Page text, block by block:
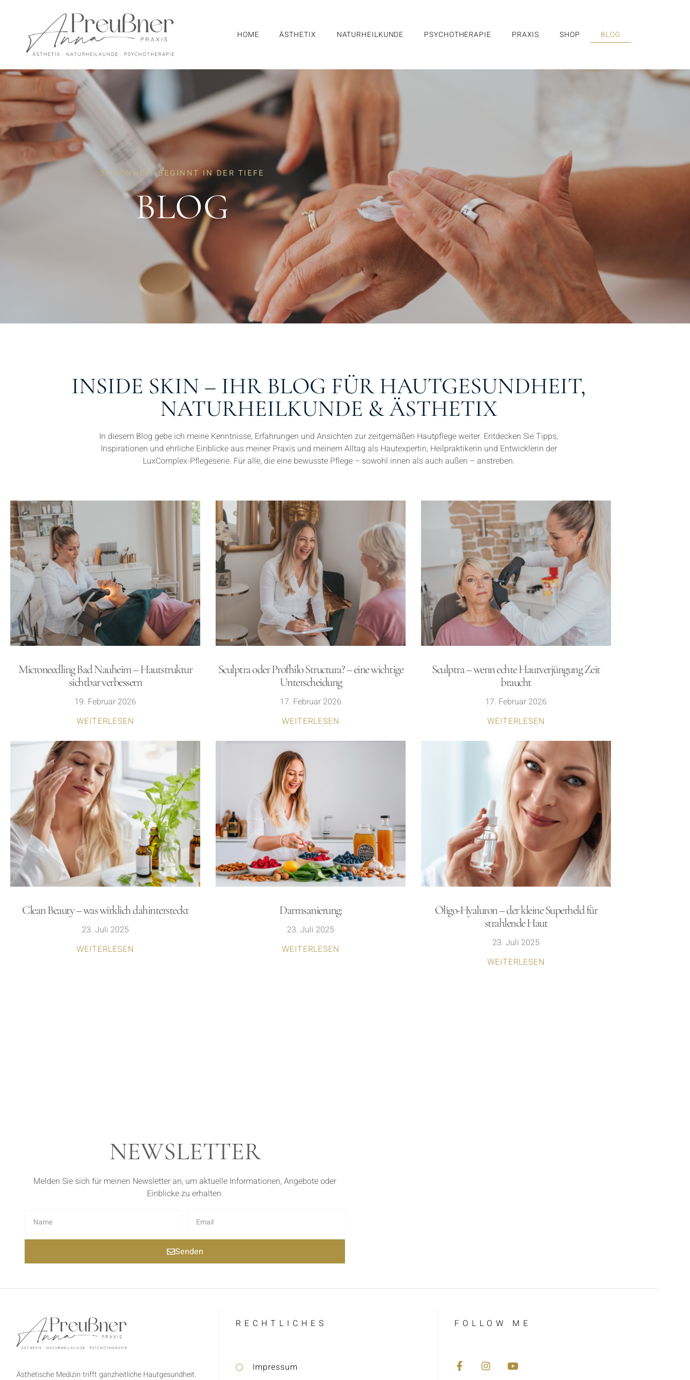
HOME ÄSTHETIX NATURHEILKUNDE PSYCHOTHERAPIE PRAXIS SHOP BLOG
SCHÖNHEIT BEGINNT IN DER TIEFE
BLOG
INSIDE SKIN – IHR BLOG FÜR HAUTGESUNDHEIT,
NATURHEILKUNDE & ÄSTHETIX
In diesem Blog gebe ich meine Kenntnisse, Erfahrungen und Ansichten zur zeitgemäßen Hautpflege weiter. Entdecken Sie Tipps,
Inspirationen und ehrliche Einblicke aus meiner Praxis und meinem Alltag als Hautexpertin, Heilpraktikerin und Entwicklerin der
LuxComplex-Pflegeserie. Für alle, die eine bewusste Pflege – sowohl innen als auch außen – anstreben.
Microneedling Bad Nauheim – Hautstruktur
sichtbar verbessern
19. Februar 2026
WEITERLESEN
Sculptra oder Profhilo Structura? – eine wichtige
Unterscheidung
17. Februar 2026
WEITERLESEN
Sculptra – wenn echte Hautverjüngung Zeit
braucht
17. Februar 2026
WEITERLESEN
Clean Beauty – was wirklich dahintersteckt
23. Juli 2025
WEITERLESEN
Darmsanierung:
23. Juli 2025
WEITERLESEN
Oligo-Hyaluron – der kleine Superheld für
strahlende Haut
23. Juli 2025
WEITERLESEN
NEWSLETTER
Melden Sie sich für meinen Newsletter an, um aktuelle Informationen, Angebote oder
Einblicke zu erhalten.
Senden
Ästhetische Medizin trifft ganzheitliche Hautgesundheit.
RECHTLICHES
Impressum
FOLLOW ME